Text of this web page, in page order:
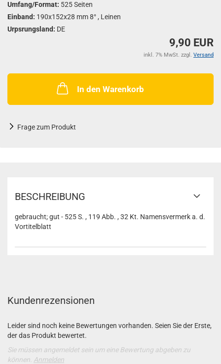
Umfang/Format: 525 Seiten
Einband: 190x152x28 mm 8° , Leinen
Urpsrungsland: DE
9,90 EUR
inkl. 7% MwSt. zzgl. Versand
In den Warenkorb
Frage zum Produkt
BESCHREIBUNG
gebraucht; gut - 525 S. , 119 Abb. , 32 Kt. Namensvermerk a. d.
Vortitelblatt
Kundenrezensionen
Leider sind noch keine Bewertungen vorhanden. Seien Sie der Erste,
der das Produkt bewertet.
Sie müssen angemeldet sein um eine Bewertung abgeben zu
können. Anmelden